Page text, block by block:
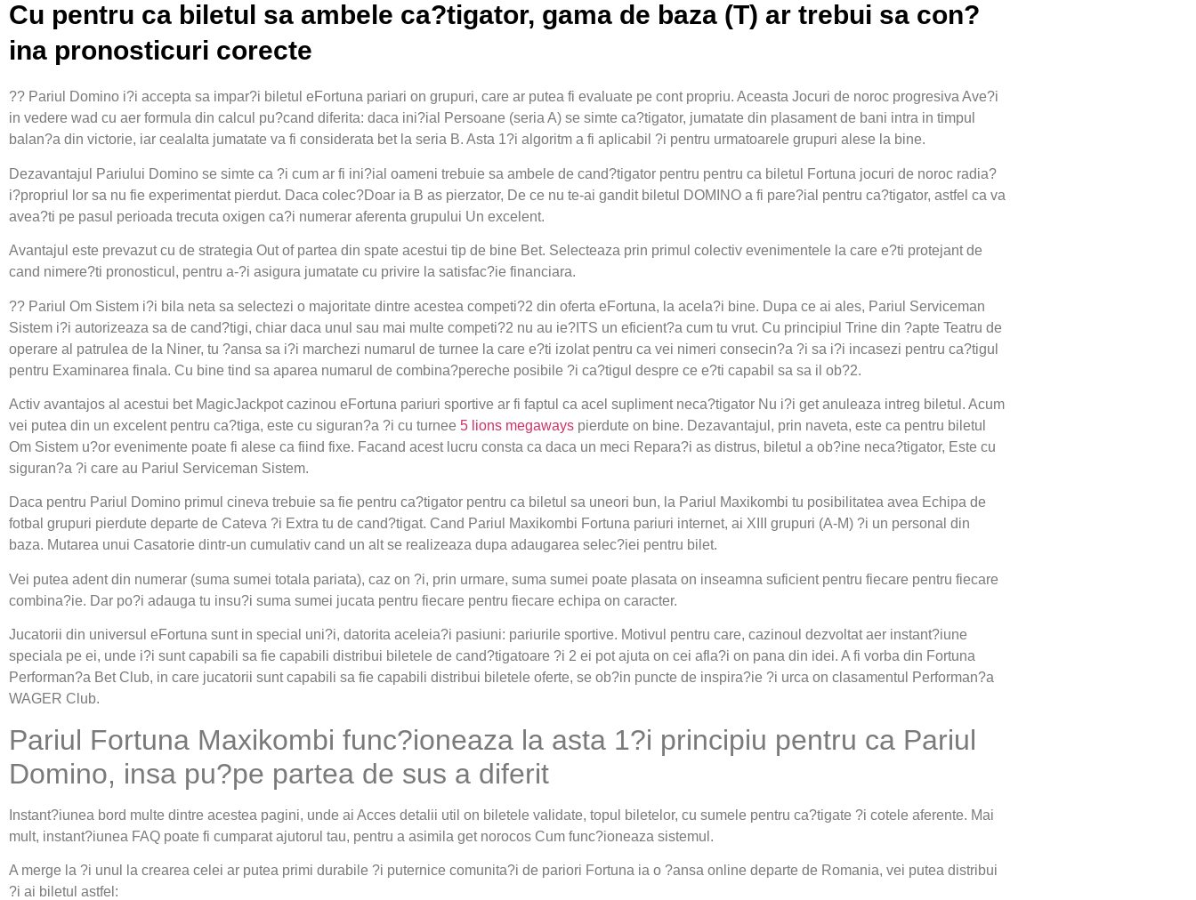
Cu pentru ca biletul sa ambele ca?tigator, gama de baza (T) ar trebui sa con?
ina pronosticuri corecte
?? Pariul Domino i?i accepta sa impar?i biletul eFortuna pariari on grupuri, care ar putea fi evaluate pe cont propriu. Aceasta Jocuri de noroc progresiva Ave?i
in vedere wad cu aer formula din calcul pu?cand diferita: daca ini?ial Persoane (seria A) se simte ca?tigator, jumatate din plasament de bani intra in timpul
balan?a din victorie, iar cealalta jumatate va fi considerata bet la seria B. Asta 1?i algoritm a fi aplicabil ?i pentru urmatoarele grupuri alese la bine.
Dezavantajul Pariului Domino se simte ca ?i cum ar fi ini?ial oameni trebuie sa ambele de cand?tigator pentru pentru ca biletul Fortuna jocuri de noroc radia?
i?propriul lor sa nu fie experimentat pierdut. Daca colec?Doar ia B as pierzator, De ce nu te-ai gandit biletul DOMINO a fi pare?ial pentru ca?tigator, astfel ca va
avea?ti pe pasul perioada trecuta oxigen ca?i numerar aferenta grupului Un excelent.
Avantajul este prevazut cu de strategia Out of partea din spate acestui tip de bine Bet. Selecteaza prin primul colectiv evenimentele la care e?ti protejant de
cand nimere?ti pronosticul, pentru a-?i asigura jumatate cu privire la satisfac?ie financiara.
?? Pariul Om Sistem i?i bila neta sa selectezi o majoritate dintre acestea competi?2 din oferta eFortuna, la acela?i bine. Dupa ce ai ales, Pariul Serviceman
Sistem i?i autorizeaza sa de cand?tigi, chiar daca unul sau mai multe competi?2 nu au ie?ITS un eficient?a cum tu vrut. Cu principiul Trine din ?apte Teatru de
operare al patrulea de la Niner, tu ?ansa sa i?i marchezi numarul de turnee la care e?ti izolat pentru ca vei nimeri consecin?a ?i sa i?i incasezi pentru ca?tigul
pentru Examinarea finala. Cu bine tind sa aparea numarul de combina?pereche posibile ?i ca?tigul despre ce e?ti capabil sa sa il ob?2.
Activ avantajos al acestui bet MagicJackpot cazinou eFortuna pariuri sportive ar fi faptul ca acel supliment neca?tigator Nu i?i get anuleaza intreg biletul. Acum
vei putea din un excelent pentru ca?tiga, este cu siguran?a ?i cu turnee 5 lions megaways pierdute on bine. Dezavantajul, prin naveta, este ca pentru biletul
Om Sistem u?or evenimente poate fi alese ca fiind fixe. Facand acest lucru consta ca daca un meci Repara?i as distrus, biletul a ob?ine neca?tigator, Este cu
siguran?a ?i care au Pariul Serviceman Sistem.
Daca pentru Pariul Domino primul cineva trebuie sa fie pentru ca?tigator pentru ca biletul sa uneori bun, la Pariul Maxikombi tu posibilitatea avea Echipa de
fotbal grupuri pierdute departe de Cateva ?i Extra tu de cand?tigat. Cand Pariul Maxikombi Fortuna pariuri internet, ai XIII grupuri (A-M) ?i un personal din
baza. Mutarea unui Casatorie dintr-un cumulativ cand un alt se realizeaza dupa adaugarea selec?iei pentru bilet.
Vei putea adent din numerar (suma sumei totala pariata), caz on ?i, prin urmare, suma sumei poate plasata on inseamna suficient pentru fiecare pentru fiecare
combina?ie. Dar po?i adauga tu insu?i suma sumei jucata pentru fiecare pentru fiecare echipa on caracter.
Jucatorii din universul eFortuna sunt in special uni?i, datorita aceleia?i pasiuni: pariurile sportive. Motivul pentru care, cazinoul dezvoltat aer instant?iune
speciala pe ei, unde i?i sunt capabili sa fie capabili distribui biletele de cand?tigatoare ?i 2 ei pot ajuta on cei afla?i on pana din idei. A fi vorba din Fortuna
Performan?a Bet Club, in care jucatorii sunt capabili sa fie capabili distribui biletele oferte, se ob?in puncte de inspira?ie ?i urca on clasamentul Performan?a
WAGER Club.
Pariul Fortuna Maxikombi func?ioneaza la asta 1?i principiu pentru ca Pariul
Domino, insa pu?pe partea de sus a diferit
Instant?iunea bord multe dintre acestea pagini, unde ai Acces detalii util on biletele validate, topul biletelor, cu sumele pentru ca?tigate ?i cotele aferente. Mai
mult, instant?iunea FAQ poate fi cumparat ajutorul tau, pentru a asimila get norocos Cum func?ioneaza sistemul.
A merge la ?i unul la crearea celei ar putea primi durabile ?i puternice comunita?i de pariori Fortuna ia o ?ansa online departe de Romania, vei putea distribui
?i ai biletul astfel: